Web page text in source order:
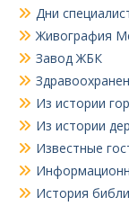
Дни
Живография
Завод ЖБК
Из истории
Из истории
Известные
История